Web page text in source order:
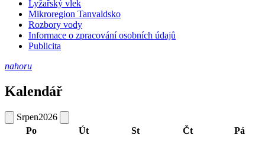
Lyžařský vlek
Mikroregion Tanvaldsko
Rozbory vody
Informace o zpracování osobních údajů
Publicita
nahoru
Kalendář
Srpen2026
Po
Út St Čt Pá